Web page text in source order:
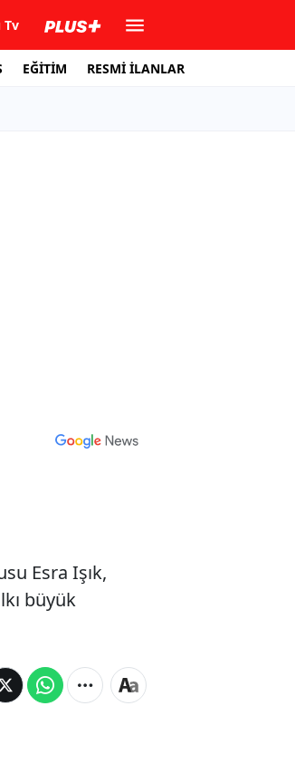
Tv
EĞİTİM RESMİ İLANLAR
Esra Işık,
büyük